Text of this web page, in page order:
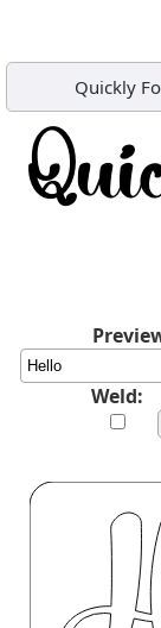
Quickly
Weld: